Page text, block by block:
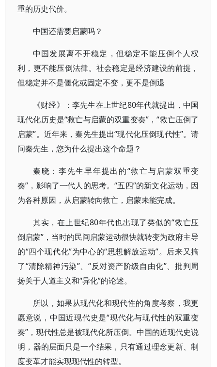
重的历史代价。
中国还需要启蒙吗？
中国发展离不开稳定，但稳定不能压倒个人权
利，更不能压倒法律。社会稳定是经济建设的前提，
但稳定并不是僵化或固定不变，更不是倒退
《财经》：李先生在上世纪80年代就提出，中国
现代化历史是“救亡与启蒙的双重变奏”，“救亡压倒了
启蒙”。近年来，秦先生提出“现代化压倒现代性”。请
问秦先生，您为什么提出这个命题？
秦晓：李先生早年提出的“救亡与启蒙双重变
奏”，影响了一代人的思考。“五四”的新文化运动，因
为各种原因，从启蒙转向救亡，启蒙未能完成。
其实，在上世纪80年代也出现了类似的“救亡压
倒启蒙”，当时的民间启蒙运动很快就转变为政府主导
的“四个现代化”为中心的“思想解放运动”。后来又搞
了“清除精神污染”、“反对资产阶级自由化”、批判周
扬关于人道主义和“异化”的论述。
所以，如果从现代化和现代性的角度考察，我更
愿意说，中国近现代史是“现代化与现代性的双重变
奏”，现代性总是被现代化所压倒。中国的近现代史说
明，器的层面只是一个结果，只有通过理念更新、制
度变革才能实现现代性的转型。